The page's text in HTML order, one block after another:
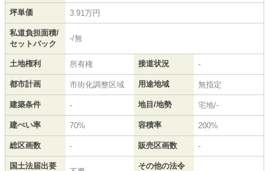
坪単価 3.91万円
私道負担面積/
セットバック
-/無
土地権利 所有権 接道状況 -
都市計画 市街化調整区域 用途地域 無指定
建築条件 - 地目/地勢 宅地/-
建ぺい率 70% 容積率 200%
総区画数 - 販売区画数 -
国土法届出要
その他の法令